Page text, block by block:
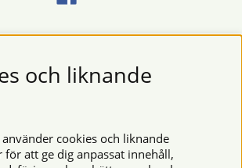
Nyhetsbrev
och erbjudanden från oss? Fyll då i din e-
i fältet nedan.
och liknande
cookies och liknande
för att ge dig anpassat innehåll,